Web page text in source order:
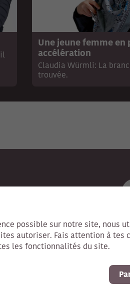
Une jeune femme en
accélération
Claudia Würmli: La
trouvée.
possible sur notre site, nous
autoriser. Fais attention à
les fonctionnalités du site.